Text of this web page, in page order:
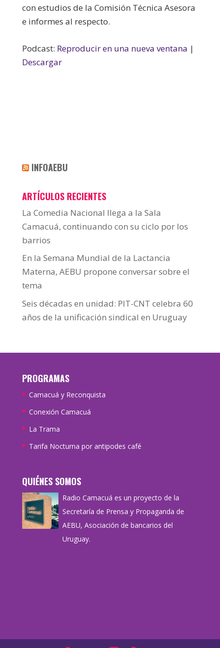
con estudios de la Comisión Técnica Asesora
e informes al respecto.
Podcast: Reproducir en una nueva ventana |
Descargar
INFOAEBU
ARTÍCULOS RECIENTES
La Comedia Nacional llega a la Sala
Camacuá, continuando con su ciclo por los
barrios
En la Semana Mundial de la Lactancia
Materna, AEBU propone conversar sobre el
tema
Seis décadas en unidad: PIT-CNT celebra 60
años de la unificación sindical en Uruguay
PROGRAMAS
Camacuá y Reconquista
Conexión Camacuá
La Trama
Tarifa Nocturna por antipodes café
QUIÉNES SOMOS
Radio Camacuá es un proyecto de la
Secretaría de Prensa y Propaganda de
AEBU, Asociación de bancarios del
Uruguay.